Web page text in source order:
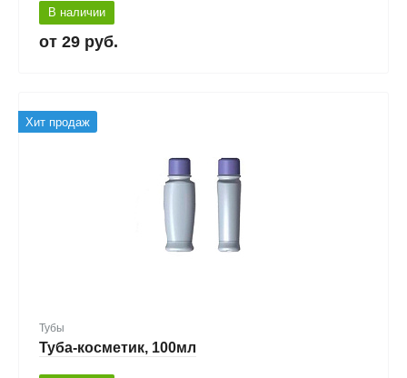
В наличии
29 руб.
Хит продаж
Тубы
Туба-косметик, 100мл